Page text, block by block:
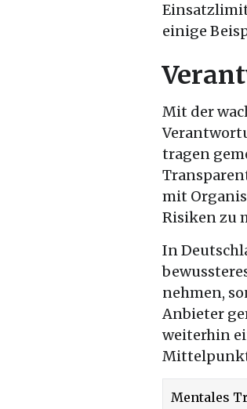
einige
Mit der
tragen
mit
Risiken zu
In
nehmen,
Anbieter
weiterhin
Mentales